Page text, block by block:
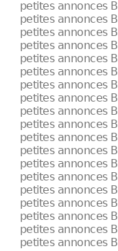
petites annonces
petites annonces
petites annonces
petites annonces
petites annonces
petites annonces
petites annonces
petites annonces
petites annonces
petites annonces
petites annonces
petites annonces
petites annonces
petites annonces
petites annonces
petites annonces
petites annonces
petites annonces
petites annonces